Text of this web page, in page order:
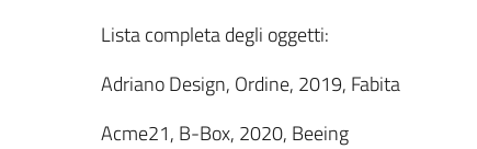
Lista completa degli oggetti:
Adriano Design, Ordine, 2019, Fabita
Acme21, B-Box, 2020, Beeing